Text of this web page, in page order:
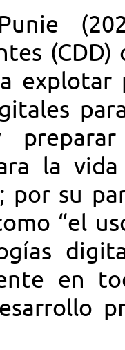
(CDD)
la
por su
“el
en